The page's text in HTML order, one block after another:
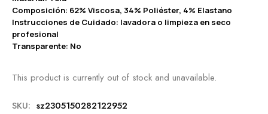
Composición: 62% Viscosa, 34% Poliéster, 4% Elastano
Instrucciones de Cuidado: lavadora o limpieza en seco
profesional
Transparente: No
This product is currently out of stock and unavailable.
SKU: sz2305150282122952